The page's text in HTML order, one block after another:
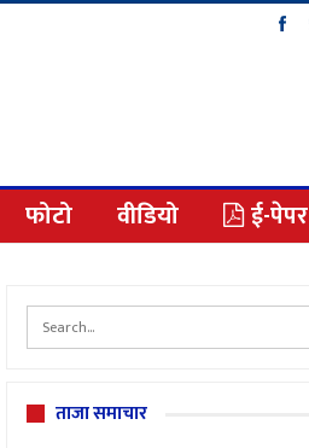
फोटो वीडियो ई-पेपर
ताजा समाचार